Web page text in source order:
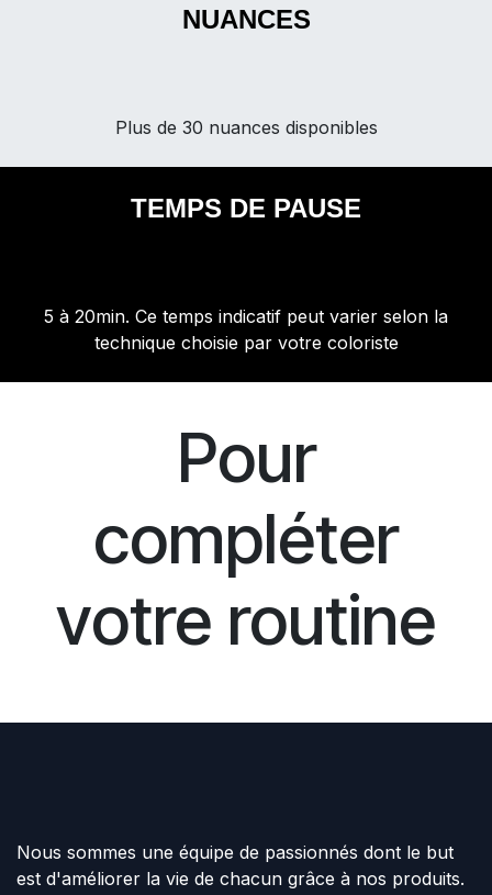
NUANCES
Plus de 30 nuances disponibles
TEMPS DE PAUSE
5 à 20min. Ce temps indicatif peut varier selon la
technique choisie par votre coloriste
Pour
compléter
votre routine
Nous sommes une équipe de passionnés dont le but
est d'améliorer la vie de chacun grâce à nos produits.